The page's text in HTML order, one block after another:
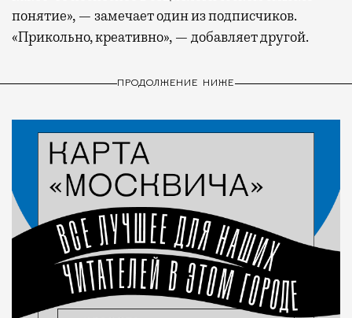
понятие», — замечает один из подписчиков.
«Прикольно, креативно», — добавляет другой.
ПРОДОЛЖЕНИЕ НИЖЕ